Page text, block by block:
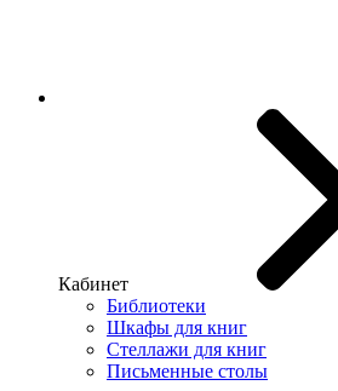
Кабинет
Библиотеки
Шкафы для книг
Стеллажи для книг
Письменные столы